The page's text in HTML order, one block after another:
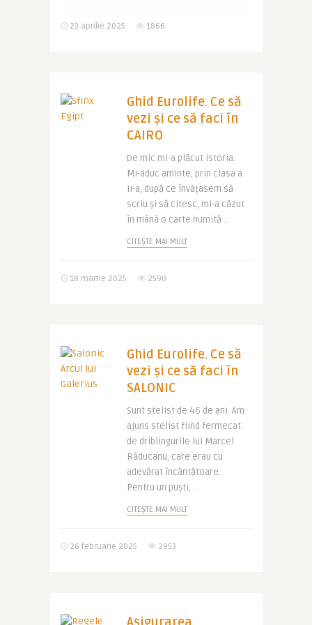
23 aprilie 2025 1866
Ghid Eurolife. Ce să
vezi și ce să faci în
CAIRO
De mic mi-a plăcut istoria.
Mi-aduc aminte, prin clasa a
II-a, după ce învățasem să
scriu și să citesc, mi-a căzut
în mână o carte numită ..
CITEȘTE MAI MULT
18 martie 2025 2590
Ghid Eurolife. Ce să
vezi și ce să faci în
SALONIC
Sunt stelist de 46 de ani. Am
ajuns stelist fiind fermecat
de driblingurile lui Marcel
Răducanu, care erau cu
adevărat încântătoare.
Pentru un puști, ..
CITEȘTE MAI MULT
26 februarie 2025 2953